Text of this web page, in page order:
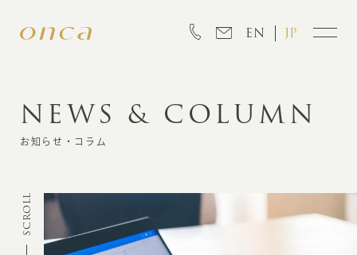
EN JP
INFORMATION
CREATION
NEWS & COLUMN
お知らせ・コラム
SCROLL